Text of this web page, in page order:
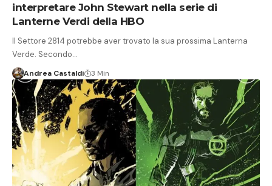
interpretare John Stewart nella serie di
Lanterne Verdi della HBO
Il Settore 2814 potrebbe aver trovato la sua prossima Lanterna
Verde. Secondo…
Andrea Castaldi 3 Min